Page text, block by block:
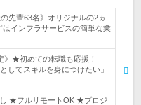
先輩63名》オリジナルの2ヵ
インフラサービスの簡単な業
》★初めての転職も応援！
してスキルを身につけたい」
★フルリモートOK ★プロジ